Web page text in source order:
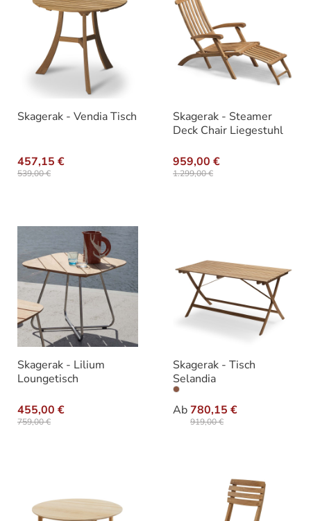
Skagerak - Vendia Tisch
457,15 €
539,00 €
Skagerak - Steamer
Deck Chair Liegestuhl
959,00 €
1.299,00 €
Skagerak - Lilium
Loungetisch
455,00 €
759,00 €
Skagerak - Tisch
Selandia
Ab780,15 €
919,00 €
Größe